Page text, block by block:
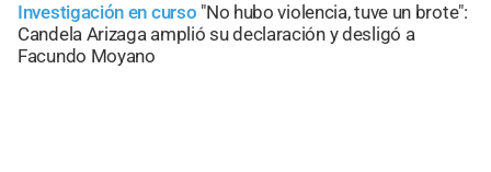
Investigación en curso "No hubo violencia, tuve un brote":
Candela Arizaga amplió su declaración y desligó a
Facundo Moyano